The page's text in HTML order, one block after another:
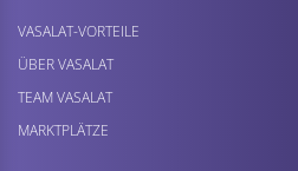
VASALAT-VORTEILE
ÜBER VASALAT
TEAM VASALAT
MARKTPLÄTZE